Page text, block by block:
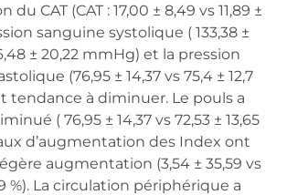
du CAT (CAT : 17,00 ± 8,49 vs 11,89 ±
sanguine systolique ( 133,38 ±
± 20,22 mmHg) et la pression
(76,95 ± 14,37 vs 75,4 ± 12,7
tendance à diminuer. Le pouls a
( 76,95 ± 14,37 vs 72,53 ± 13,65
d’augmentation des Index ont
augmentation (3,54 ± 35,59 vs
%). La circulation périphérique a